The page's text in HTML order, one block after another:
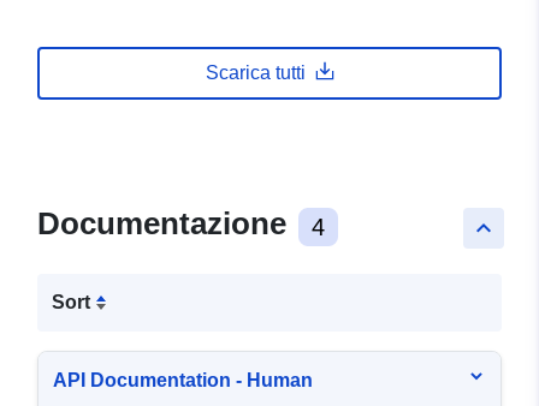
Scarica tutti
keyboard_arrow_up
Documentazione 4
Sort
API Documentation - Human